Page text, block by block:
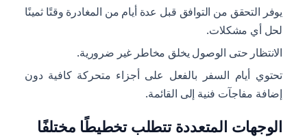
يوفر التحقق من التوافق قبل عدة أيام من المغادرة وقتًا ثمينًا
لحل أي مشكلات.
الانتظار حتى الوصول يخلق مخاطر غير ضرورية.
تحتوي أيام السفر بالفعل على أجزاء متحركة كافية دون
إضافة مفاجآت فنية إلى القائمة.
الوجهات المتعددة تتطلب تخطيطًا مختلفًا